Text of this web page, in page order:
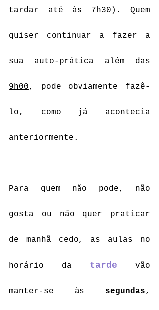
tardar até às 7h30 ). Quem
quiser continuar a fazer a
sua auto-prática além das
9h00, pode obviamente fazê-
lo, como já acontecia
anteriormente.
Para quem não pode, não
gosta ou não quer praticar
de manhã cedo, as aulas no
horário da tarde vão
manter-se às segundas